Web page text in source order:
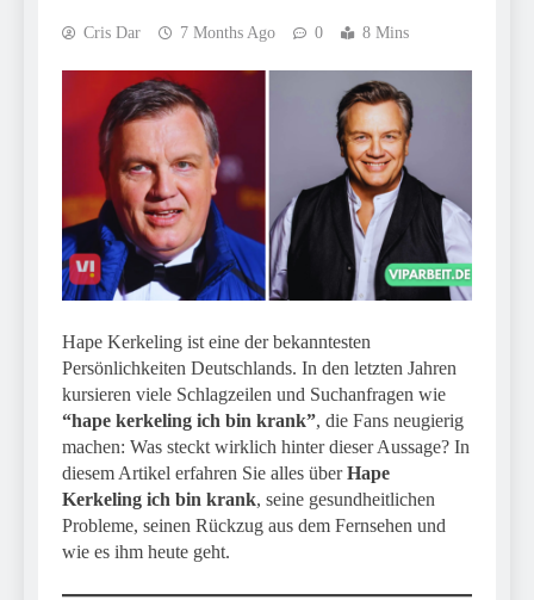
Cris Dar 7 Months Ago 0 8 Mins
Hape Kerkeling ist eine der bekanntesten
Persönlichkeiten Deutschlands. In den letzten Jahren
kursieren viele Schlagzeilen und Suchanfragen wie
“hape kerkeling ich bin krank”, die Fans neugierig
machen: Was steckt wirklich hinter dieser Aussage? In
diesem Artikel erfahren Sie alles überHape
Kerkeling ich bin krank, seine gesundheitlichen
Probleme, seinen Rückzug aus dem Fernsehen und
wie es ihm heute geht.